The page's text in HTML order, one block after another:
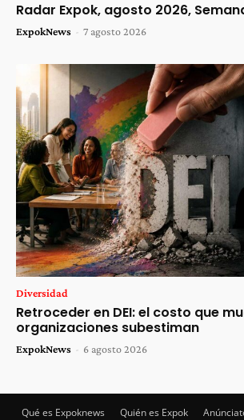
Radar Expok, agosto 2026,
ExpokNews - 7 agosto 2026
Diversidad
Retroceder en DEI: el costo que
organizaciones subestiman
ExpokNews - 6 agosto 2026
Qué es Expoknews Quién es Expok